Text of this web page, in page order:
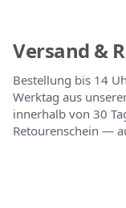
Versand &
Bestellung bis 14
Werktag aus
innerhalb von 30
Retourenschein —